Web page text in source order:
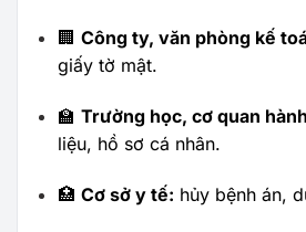
🏢 Công ty, văn phòng kế
giấy tờ mật.
🏫 Trường học, cơ quan
liệu, hồ sơ cá nhân.
🏥 Cơ sở y tế: hủy bệnh án,